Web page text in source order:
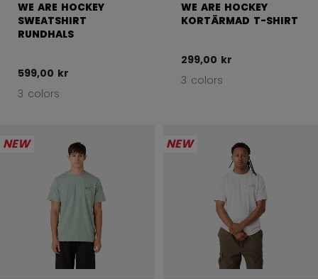
WE ARE HOCKEY
SWEATSHIRT
RUNDHALS
599,00 kr
3 colors
WE ARE HOCKEY
KORTÄRMAD T-SHIRT
299,00 kr
3 colors
NEW NEW